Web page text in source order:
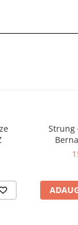
Strung